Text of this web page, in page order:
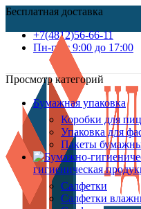
Бесплатная доставка
+7(4812)56-66-11
Пн-пт c 9:00 до 17:00
Просмотр категорий
Бумажная упаковка
Коробки для
Упаковка для
Пакеты
гигиеническая
Салфетки
Салфетки